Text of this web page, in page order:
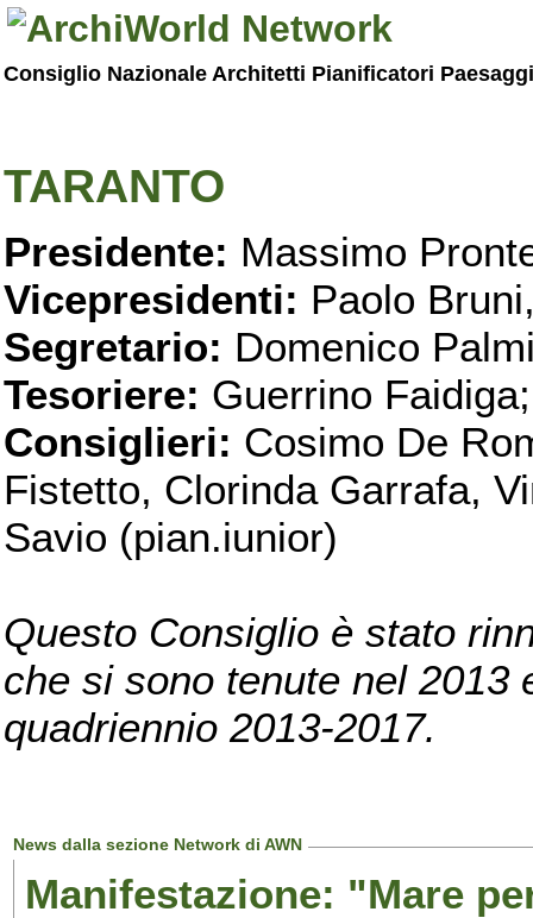
Consiglio Nazionale Architetti Pianificatori
TARANTO
Presidente: Massimo
Vicepresidenti: Paolo
Segretario: Domenico
Tesoriere: Guerrino Faidiga;
Consiglieri: Cosimo De
Fistetto, Clorinda Garrafa,
Savio (pian.iunior)
Questo Consiglio è stato
che si sono tenute nel 2013
quadriennio 2013-2017.
News dalla sezione Network di AWN
Manifestazione: "Mare